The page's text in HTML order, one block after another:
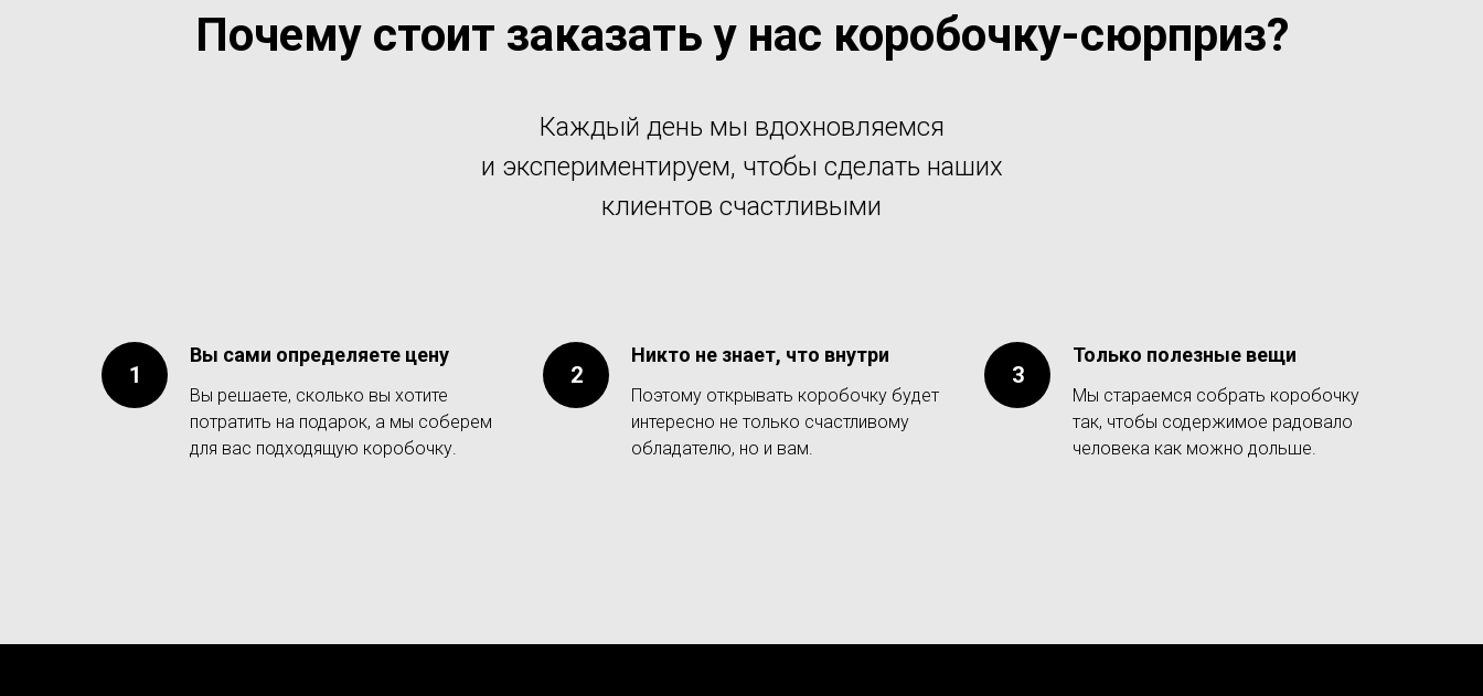
Почему стоит заказать у нас коробочку-сюрприз?
Каждый день мы вдохновляемся
и экспериментируем, чтобы сделать наших
клиентов счастливыми
Вы сами определяете цену
Вы решаете, сколько вы хотите
потратить на подарок, а мы соберем
для вас подходящую коробочку.
Никто не знает, что внутри
Поэтому открывать коробочку будет
интересно не только счастливому
обладателю, но и вам.
Только полезные вещи
Мы стараемся собрать коробочку
так, чтобы содержимое радовало
человека как можно дольше.